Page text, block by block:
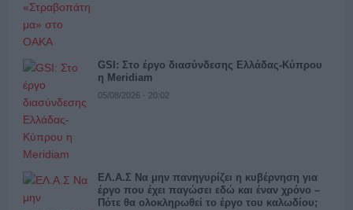
GSI: Στο έργο διασύνδεσης Ελλάδας-Κύπρου
η Meridiam
05/08/2026 - 20:02
ΕΛ.Α.Σ Να μην πανηγυρίζει η κυβέρνηση για
έργο που έχει παγώσει εδώ και έναν χρόνο –
Πότε θα ολοκληρωθεί το έργο του καλωδίου;